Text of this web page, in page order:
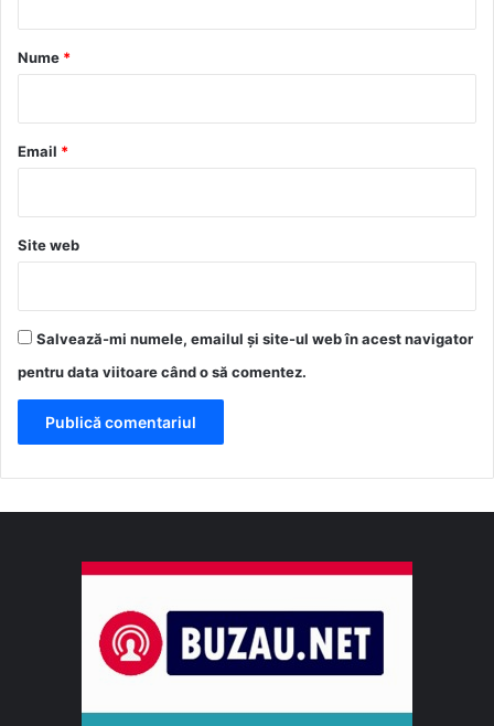
r
*
Nume *
Email *
Site web
Salvează-mi numele, emailul și site-ul web în acest navigator
pentru data viitoare când o să comentez.